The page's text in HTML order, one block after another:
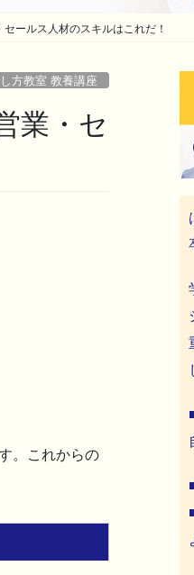
ールス人材のスキルはこれだ！
方教室 教養講座
業・セ
。これからの